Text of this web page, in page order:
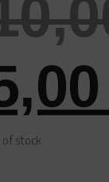
of stock